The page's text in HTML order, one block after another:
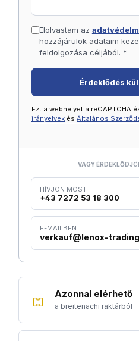
Elolvastam az
hozzájárulok adataim
feldolgozása céljából. *
Érdeklődés
Ezt a webhelyet a reCAPTCHA
irányelvek és Általános
VAGY
HÍVJON MOST
+43 7272 53 18 300
E-MAILBEN
verkauf@lenox-
Azonnal elérhető
a breitenachi raktárból